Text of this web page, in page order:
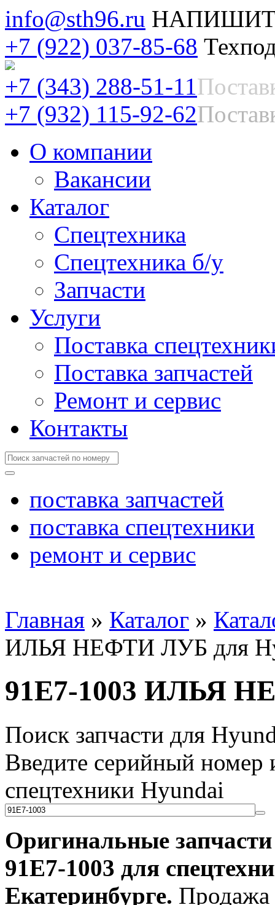
info@sth96.ru
+7 (922) 037-85-68
+7 (343) 288-51-11
+7 (932) 115-92-62
О компании
Вакансии
Каталог
Спецтехника
Спецтехника б/у
Запчасти
Услуги
Поставка
Поставка запчастей
Ремонт и сервис
Контакты
поставка запчастей
поставка спецтехники
ремонт и сервис
Главная » Каталог »
ИЛЬЯ НЕФТИ ЛУБ для
91E7-1003 ИЛЬЯ
Поиск запчасти для
Введите серийный номер
спецтехники Hyundai
Оригинальные
91E7-1003 для
Екатеринбурге. Продажа